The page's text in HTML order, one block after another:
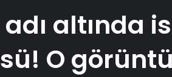
altında
O